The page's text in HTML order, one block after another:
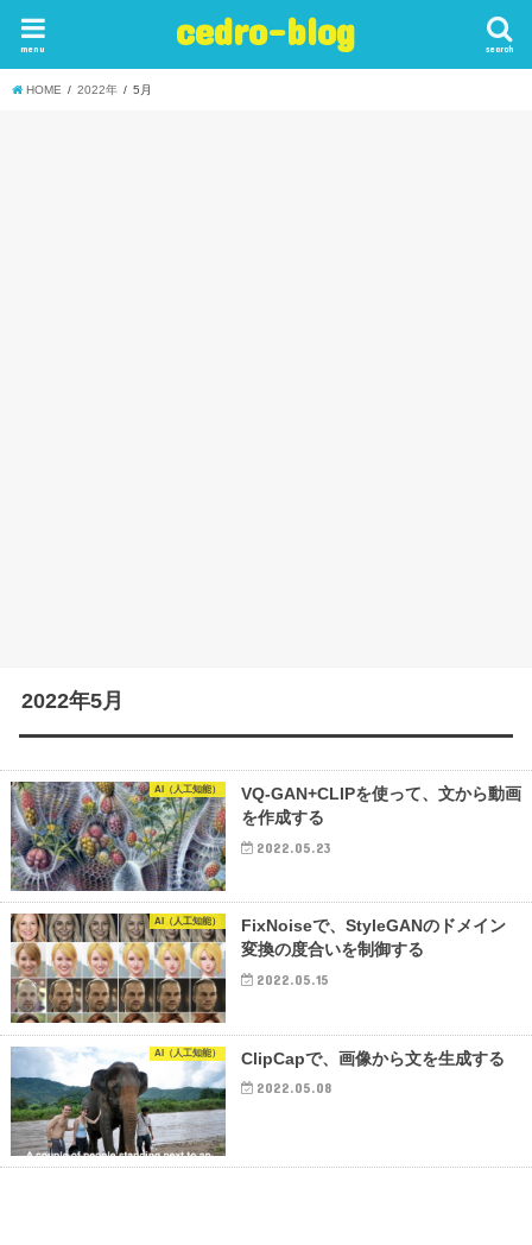
cedro-blog search
menu
HOME 2022年 5月
2022年5月
AI（人工知能）
VQ-GAN+CLIPを使って、文から動画
を作成する
2022.05.23
AI（人工知能）
FixNoiseで、StyleGANのドメイン
変換の度合いを制御する
2022.05.15
AI（人工知能） ClipCapで、画像から文を生成する
2022.05.08